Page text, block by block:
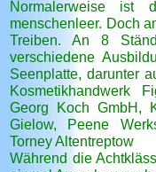
Normalerweise ist
menschenleer. Doch
Treiben. An 8
verschiedene
Seenplatte, darunter
Kosmetikhandwerk
Georg Koch GmbH,
Gielow, Peene
Torney Altentreptow
Während die